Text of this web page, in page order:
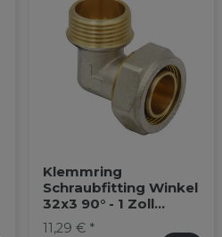
Klemmring
Schraubfitting Winkel
32x3 90° - 1 Zoll
Aussengewinde
11,29 € *